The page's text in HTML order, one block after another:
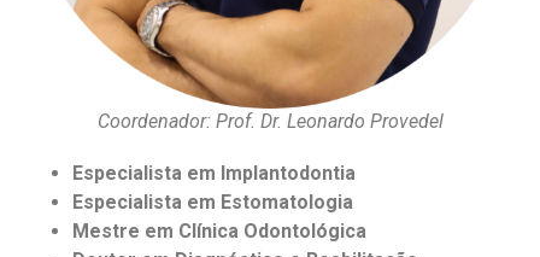
Coordenador: Prof. Dr. Leonardo Provedel
Especialista em Implantodontia
Especialista em Estomatologia
Mestre em Clínica Odontológica